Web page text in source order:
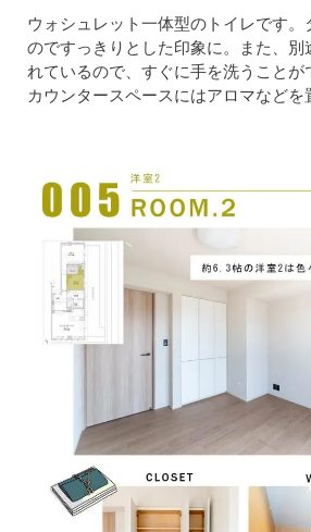
ウォシュレット一体型のトイレです。
のですっきりとした印象に。また、別
れているので、すぐに手を洗うことが
カウンタースペースにはアロマなどを